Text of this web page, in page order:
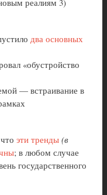
реалиям 3)
два основных
«обустройство
— встраивание в
эти тренды (в
; в любом случае
государственного